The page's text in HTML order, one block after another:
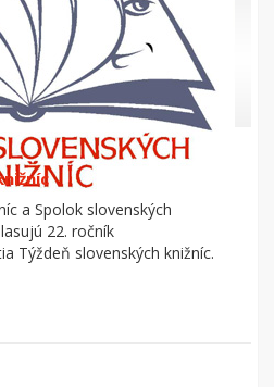
a Spolok slovenských
22. ročník
Týždeň slovenských knižníc.